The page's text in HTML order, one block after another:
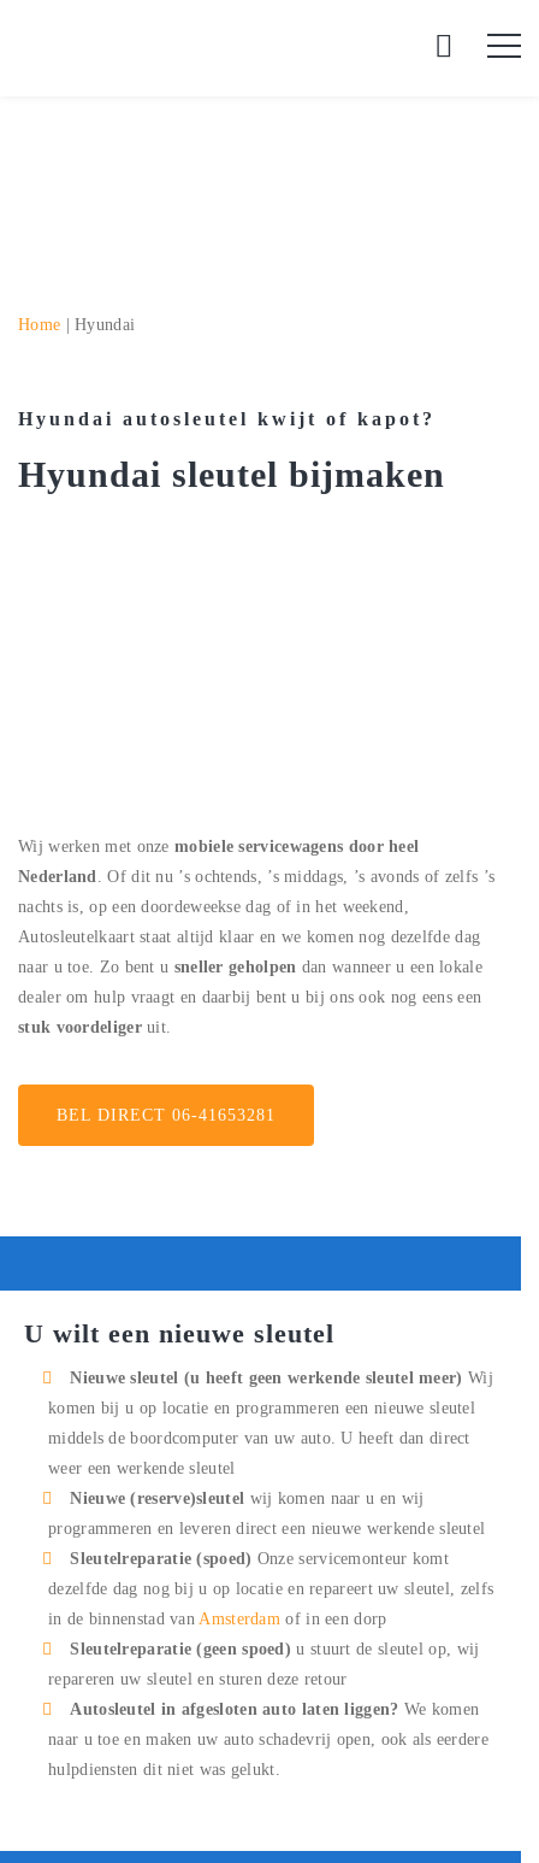
Home |Hyundai
Hyundai autosleutel kwijt of kapot?
Hyundai sleutel bijmaken
Wij werken met onze mobiele servicewagens door heel
Nederland. Of dit nu ’s ochtends, ’s middags, ’s avonds of zelfs ’s
nachts is, op een doordeweekse dag of in het weekend,
Autosleutelkaart staat altijd klaar en we komen nog dezelfde dag
naar u toe. Zo bent u sneller geholpen dan wanneer u een lokale
dealer om hulp vraagt en daarbij bent u bij ons ook nog eens een
stuk voordeligeruit.
BEL DIRECT 06-41653281
U wilt een nieuwe sleutel
Nieuwe sleutel (u heeft geen werkende sleutel meer) Wij
komen bij u op locatie en programmeren een nieuwe sleutel
middels de boordcomputer van uw auto. U heeft dan direct
weer een werkende sleutel
Nieuwe (reserve)sleutel wij komen naar u en wij
programmeren en leveren direct een nieuwe werkende sleutel
Sleutelreparatie (spoed) Onze servicemonteur komt
dezelfde dag nog bij u op locatie en repareert uw sleutel, zelfs
in de binnenstad vanAmsterdam of in een dorp
Sleutelreparatie (geen spoed)u stuurt de sleutel op, wij
repareren uw sleutel en sturen deze retour
Autosleutel in afgesloten auto laten liggen? We komen
naar u toe en maken uw auto schadevrij open, ook als eerdere
hulpdiensten dit niet was gelukt.